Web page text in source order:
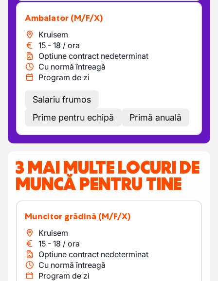
Ambalator (M/F/X)
Kruisem
15 - 18 / ora
Optiune contract nedeterminat
Cu normă întreagă
Program de zi
Salariu frumos
Prime pentru echipă
Primă anuală
3 MAI MULTE LOCURI DE
MUNCĂ PENTRU TINE
Muncitor grădină (M/F/X)
Kruisem
15 - 18 / ora
Optiune contract nedeterminat
Cu normă întreagă
Program de zi